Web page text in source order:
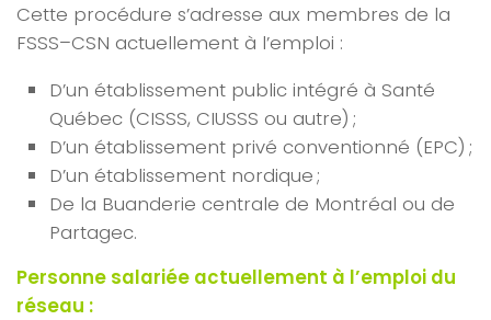
Cette procédure s’adresse aux membres de la
FSSS–CSN actuellement à l’emploi :
D’un établissement public intégré à Santé
Québec (CISSS, CIUSSS ou autre) ;
D’un établissement privé conventionné (EPC) ;
D’un établissement nordique ;
De la Buanderie centrale de Montréal ou de
Partagec.
Personne salariée actuellement à l’emploi du
réseau :